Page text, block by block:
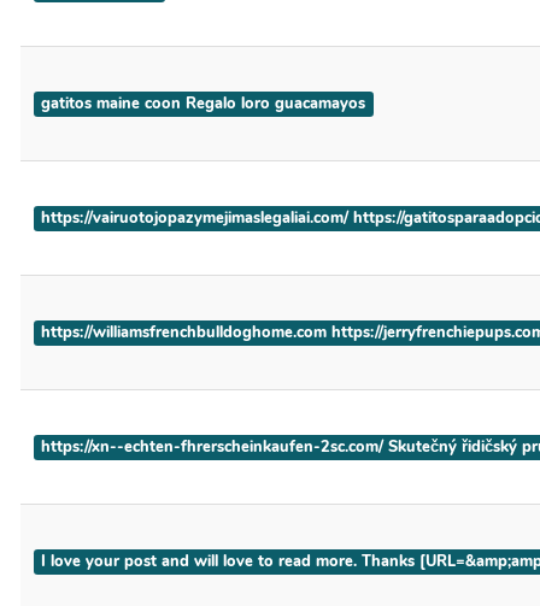
gatitos maine coon Regalo loro guacamayos
https://vairuotojopazymejimaslegaliai.com/ https://
https://williamsfrenchbulldoghome.com https://
https://xn--echten-fhrerscheinkaufen-2sc.com/ Skutečný řidičský
I love your post and will love to read more. Thanks